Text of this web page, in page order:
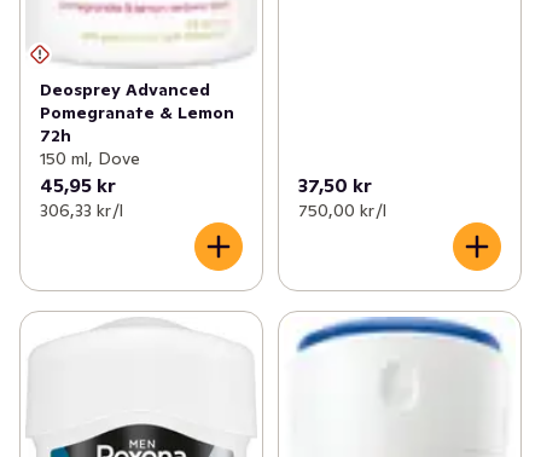
Deosprey Advanced
Pomegranate & Lemon
72h
150 ml, Dove
45,95 kr
306,33 kr /l
37,50 kr
750,00 kr /l